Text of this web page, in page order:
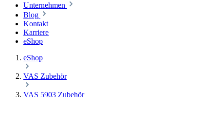
Unternehmen
Blog
Kontakt
Karriere
eShop
eShop
VAS Zubehör
VAS 5903 Zubehör